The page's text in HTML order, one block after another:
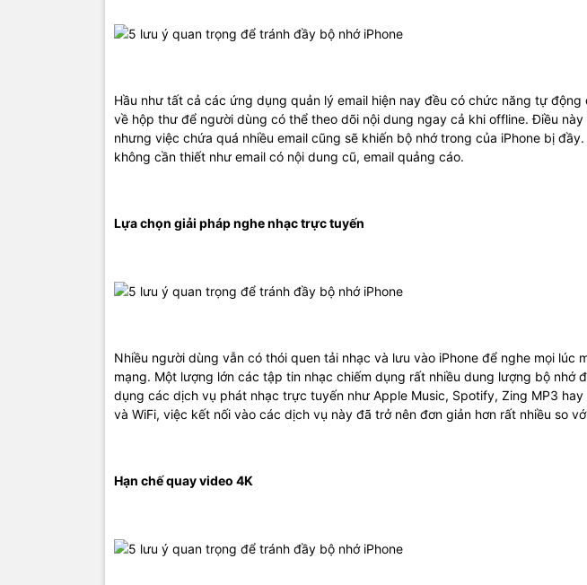
Hầu như tất cả các ứng dụng quản lý email hiện nay đều có chức năng tự
về hộp thư để người dùng có thể theo dõi nội dung ngay cả khi offline. Điều
nhưng việc chứa quá nhiều email cũng sẽ khiến bộ nhớ trong của iPhone bị
không cần thiết như email có nội dung cũ, email quảng cáo.
Lựa chọn giải pháp nghe nhạc trực tuyến
Nhiều người dùng vẫn có thói quen tải nhạc và lưu vào iPhone để nghe mọi lúc
mạng. Một lượng lớn các tập tin nhạc chiếm dụng rất nhiều dung lượng bộ nhớ
dụng các dịch vụ phát nhạc trực tuyến như Apple Music, Spotify, Zing MP3
và WiFi, việc kết nối vào các dịch vụ này đã trở nên đơn giản hơn rất nhiều so
Hạn chế quay video 4K